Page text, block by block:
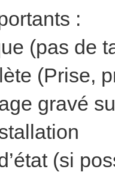
:
(pas de
(Prise,
gravé
(si